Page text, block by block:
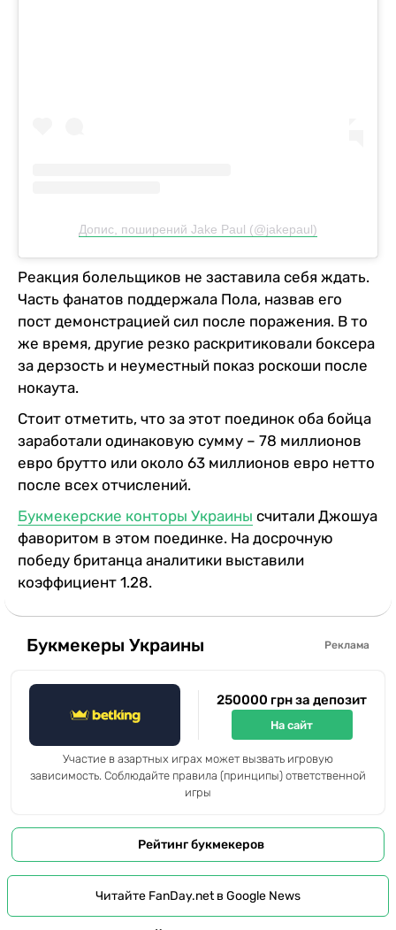
Допис, поширений Jake Paul (@jakepaul)
Реакция болельщиков не заставила себя ждать.
Часть фанатов поддержала Пола, назвав его
пост демонстрацией сил после поражения. В то
же время, другие резко раскритиковали боксера
за дерзость и неуместный показ роскоши после
нокаута.
Стоит отметить, что за этот поединок оба бойца
заработали одинаковую сумму – 78 миллионов
евро брутто или около 63 миллионов евро нетто
после всех отчислений.
Букмекерские конторы Украины считали Джошуа
фаворитом в этом поединке. На досрочную
победу британца аналитики выставили
коэффициент 1.28.
Букмекеры Украины Реклама
250000 грн за депозит
На сайт
Участие в азартных играх может вызвать игровую
зависимость. Соблюдайте правила (принципы) ответственной
игры
Рейтинг букмекеров
Читайте FanDay.net в Google News